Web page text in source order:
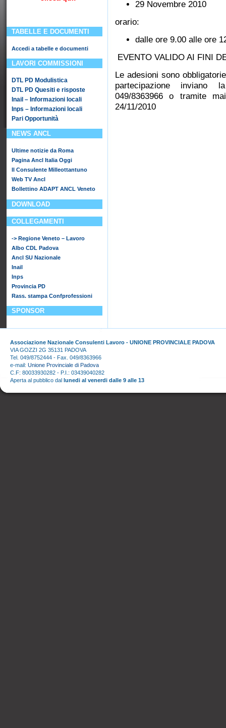
TABELLE E DOCUMENTI
Accedi a tabelle e documenti
LAVORI COMMISSIONI
DTL PD Modulistica
DTL PD Quesiti e risposte
Inail – Informazioni locali
Inps – Informazioni locali
Pari Opportunità
NEWS ANCL
Ultime notizie da Roma
Pagina Ancl Italia Oggi
Il Consulente Milleottantuno
Web TV Ancl
Bollettino ADAPT ANCL Veneto
DOWNLOAD
COLLEGAMENTI
-> Regione Veneto – Lavoro
Albo CDL Padova
Ancl SU Nazionale
Inail
Inps
Provincia PD
Rass. stampa Confprofessioni
SPONSOR
29 Novembre 2010
orario:
dalle ore 9.00 alle ore
EVENTO VALIDO AI FINI
Le adesioni sono
partecipazione inviano
049/8363966 o tramite
24/11/2010
Associazione Nazionale Consulenti Lavoro - UNIONE PROVINCIALE PADOVA
VIA GOZZI 2G 35131 PADOVA
Tel. 049/8752444 - Fax. 049/8363966
e-mail: Unione Provinciale di Padova
C.F: 80033930282 - P.I.: 03439040282
Aperta al pubblico dal lunedi al venerdi dalle 9 alle 13